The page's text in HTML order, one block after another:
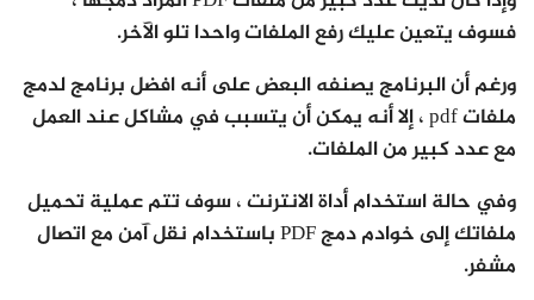
فسوف يتعين عليك رفع الملفات واحدا تلو الآخر.
ورغم أن البرنامج يصنفه البعض على أنه افضل برنامج لدمج
ملفات pdf ، إلا أنه يمكن أن يتسبب في مشاكل عند العمل
مع عدد كبير من الملفات.
وفي حالة استخدام أداة الانترنت ، سوف تتم عملية تحميل
ملفاتك إلى خوادم دمج PDF باستخدام نقل آمن مع اتصال
مشفر.